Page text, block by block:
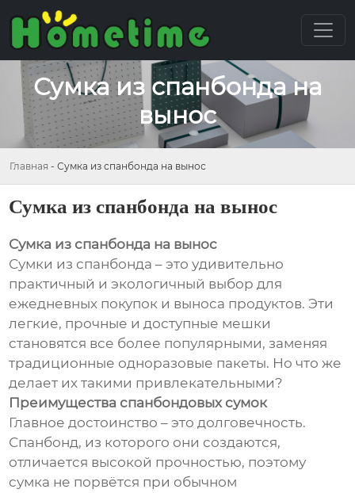
Сумка из спанбонда на
вынос
Главная - Сумка из спанбонда на вынос
Сумка из спанбонда на вынос
Сумка из спанбонда на вынос
Сумки из спанбонда – это удивительно
практичный и экологичный выбор для
ежедневных покупок и выноса продуктов. Эти
легкие, прочные и доступные мешки
становятся все более популярными, заменяя
традиционные одноразовые пакеты. Но что же
делает их такими привлекательными?
Преимущества спанбондовых сумок
Главное достоинство – это долговечность.
Спанбонд, из которого они создаются,
отличается высокой прочностью, поэтому
сумка не порвётся при обычном